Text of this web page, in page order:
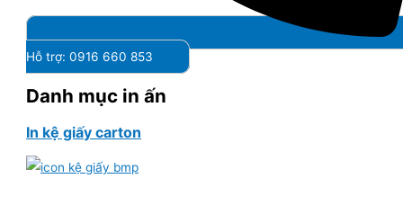
Hỗ trợ: 0916 660 853
Danh mục in ấn
In kệ giấy carton